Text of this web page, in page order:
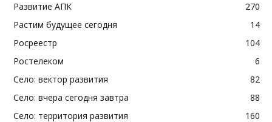
Развитие АПК
270
Растим будущее сегодня
14
Росреестр
104
Ростелеком
6
Село: вектор развития
82
Село: вчера сегодня завтра
88
Село: территория развития
160